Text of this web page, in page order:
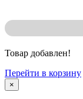
Товар добавлен!
Перейти в корзину
×